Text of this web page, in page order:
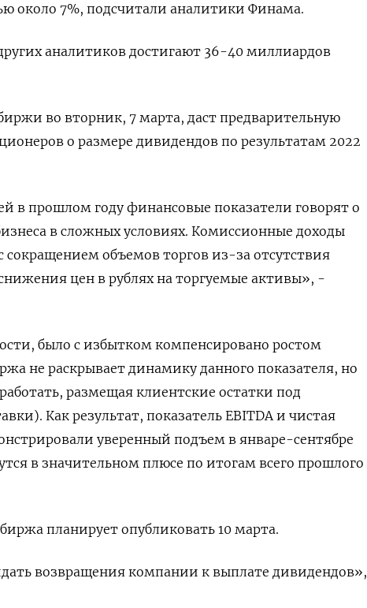
около 7%, подсчитали аналитики Финама.
аналитиков достигают 36-40 миллиардов
во вторник, 7 марта, даст предварительную
о размере дивидендов по результатам 2022
в прошлом году финансовые показатели говорят о
в сложных условиях. Комиссионные доходы
сокращением объемов торгов из-за отсутствия
цен в рублях на торгуемые активы», -
было с избытком компенсировано ростом
не раскрывает динамику данного показателя, но
размещая клиентские остатки под
Как результат, показатель EBITDA и чистая
уверенный подъем в январе-сентябре
в значительном плюсе по итогам всего прошлого
планирует опубликовать 10 марта.
возвращения компании к выплате дивидендов»,